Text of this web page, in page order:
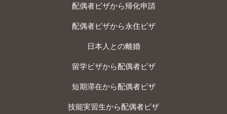
配偶者ビザから帰化申請
配偶者ビザから永住ビザ
日本人との離婚
留学ビザから配偶者ビザ
短期滞在から配偶者ビザ
技能実習生から配偶者ビザ